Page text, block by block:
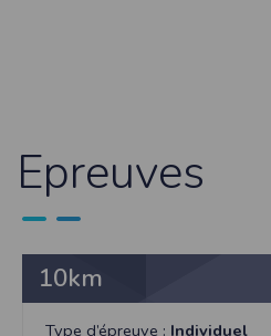
Epreuves
10km
Type d’épreuve : Individuel
Afin de
Internet
Dans